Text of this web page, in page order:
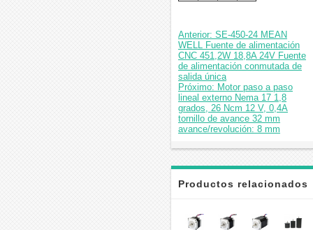
Anterior: SE-450-24 MEAN
WELL Fuente de alimentación
CNC 451,2W 18,8A 24V Fuente
de alimentación conmutada de
salida única
Próximo: Motor paso a paso
lineal externo Nema 17 1,8
grados, 26 Ncm 12 V, 0,4A
tornillo de avance 32 mm
avance/revolución: 8 mm
Productos relacionados